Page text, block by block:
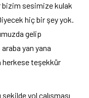
bizim sesimize kulak
hiç bir şey yok.
gelip
yan yana
herkese teşekkür
yol çalışması